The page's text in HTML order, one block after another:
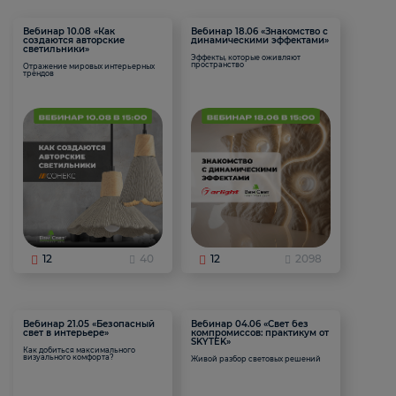
Вебинар 10.08 «Как
создаются авторские
светильники»
Отражение мировых интерьерных
трендов
12 40
Вебинар 18.06 «Знакомство с
динамическими эффектами»
Эффекты, которые оживляют
пространство
12 2098
Вебинар 21.05 «Безопасный
свет в интерьере»
Как добиться максимального
визуального комфорта?
Вебинар 04.06 «Свет без
компромиссов: практикум от
SKYTEK»
Живой разбор световых решений